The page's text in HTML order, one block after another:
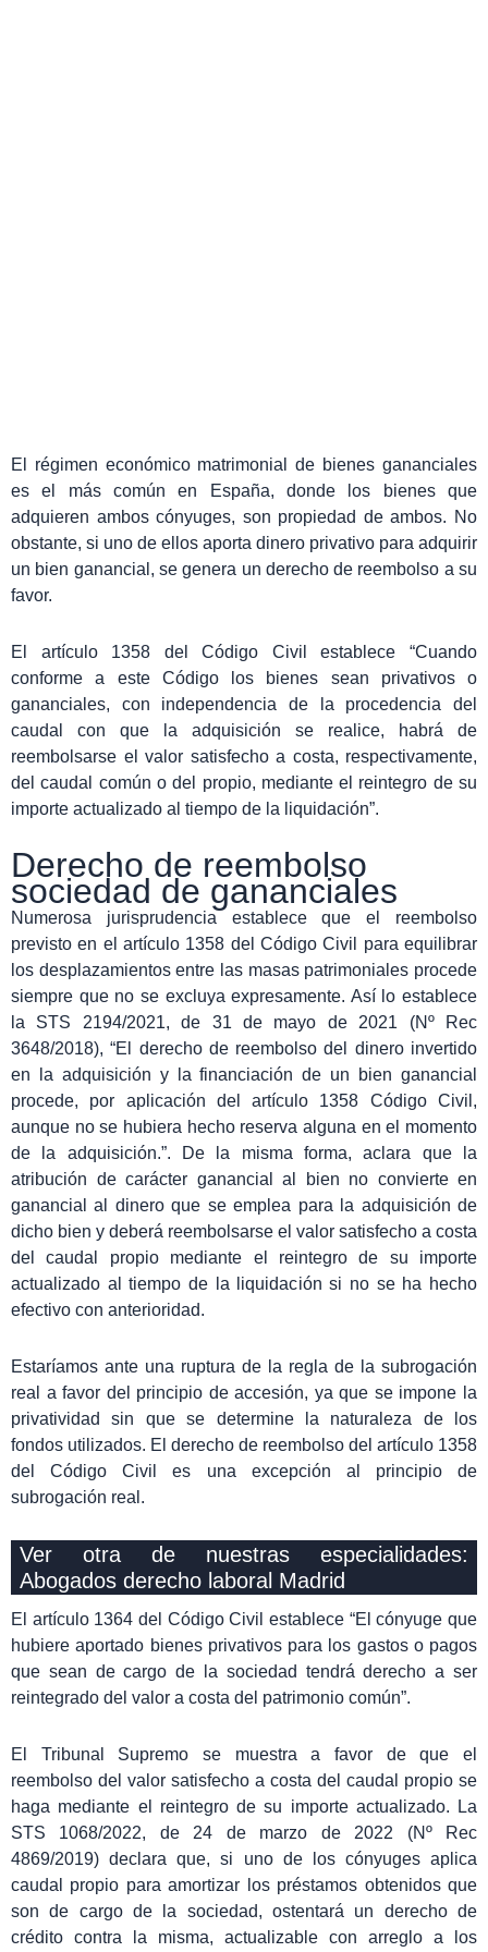
El régimen económico matrimonial de bienes gananciales
es el más común en España, donde los bienes que
adquieren ambos cónyuges, son propiedad de ambos. No
obstante, si uno de ellos aporta dinero privativo para adquirir
un bien ganancial, se genera un derecho de reembolso a su
favor.
El artículo 1358 del Código Civil establece “Cuando
conforme a este Código los bienes sean privativos o
gananciales, con independencia de la procedencia del
caudal con que la adquisición se realice, habrá de
reembolsarse el valor satisfecho a costa, respectivamente,
del caudal común o del propio, mediante el reintegro de su
importe actualizado al tiempo de la liquidación”.
Derecho de reembolso
sociedad de gananciales
Numerosa jurisprudencia establece que el reembolso
previsto en el artículo 1358 del Código Civil para equilibrar
los desplazamientos entre las masas patrimoniales procede
siempre que no se excluya expresamente. Así lo establece
la STS 2194/2021, de 31 de mayo de 2021 (Nº Rec
3648/2018), “El derecho de reembolso del dinero invertido
en la adquisición y la financiación de un bien ganancial
procede, por aplicación del artículo 1358 Código Civil,
aunque no se hubiera hecho reserva alguna en el momento
de la adquisición.”. De la misma forma, aclara que la
atribución de carácter ganancial al bien no convierte en
ganancial al dinero que se emplea para la adquisición de
dicho bien y deberá reembolsarse el valor satisfecho a costa
del caudal propio mediante el reintegro de su importe
actualizado al tiempo de la liquidación si no se ha hecho
efectivo con anterioridad.
Estaríamos ante una ruptura de la regla de la subrogación
real a favor del principio de accesión, ya que se impone la
privatividad sin que se determine la naturaleza de los
fondos utilizados. El derecho de reembolso del artículo 1358
del Código Civil es una excepción al principio de
subrogación real.
Ver otra de nuestras especialidades:
Abogados derecho laboral Madrid
El artículo 1364 del Código Civil establece “El cónyuge que
hubiere aportado bienes privativos para los gastos o pagos
que sean de cargo de la sociedad tendrá derecho a ser
reintegrado del valor a costa del patrimonio común”.
El Tribunal Supremo se muestra a favor de que el
reembolso del valor satisfecho a costa del caudal propio se
haga mediante el reintegro de su importe actualizado. La
STS 1068/2022, de 24 de marzo de 2022 (Nº Rec
4869/2019) declara que, si uno de los cónyuges aplica
caudal propio para amortizar los préstamos obtenidos que
son de cargo de la sociedad, ostentará un derecho de
crédito contra la misma, actualizable con arreglo a los